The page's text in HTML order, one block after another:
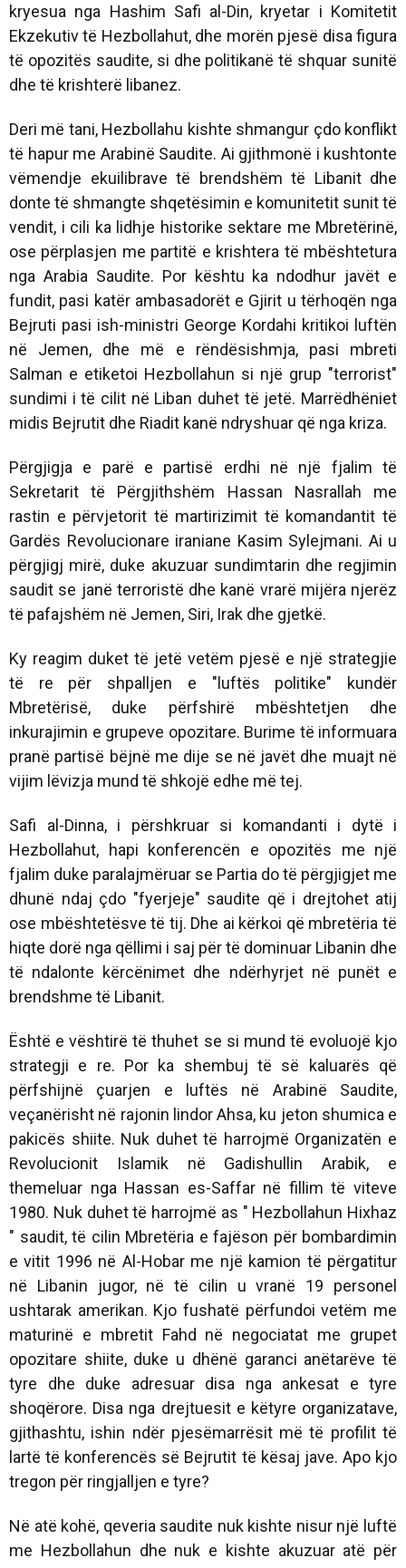
kryesua nga Hashim Safi al-Din, kryetar i Komitetit
Ekzekutiv të Hezbollahut, dhe morën pjesë disa figura
të opozitës saudite, si dhe politikanë të shquar sunitë
dhe të krishterë libanez.
Deri më tani, Hezbollahu kishte shmangur çdo konflikt
të hapur me Arabinë Saudite. Ai gjithmonë i kushtonte
vëmendje ekuilibrave të brendshëm të Libanit dhe
donte të shmangte shqetësimin e komunitetit sunit të
vendit, i cili ka lidhje historike sektare me Mbretërinë,
ose përplasjen me partitë e krishtera të mbështetura
nga Arabia Saudite. Por kështu ka ndodhur javët e
fundit, pasi katër ambasadorët e Gjirit u tërhoqën nga
Bejruti pasi ish-ministri George Kordahi kritikoi luftën
në Jemen, dhe më e rëndësishmja, pasi mbreti
Salman e etiketoi Hezbollahun si një grup "terrorist"
sundimi i të cilit në Liban duhet të jetë. Marrëdhëniet
midis Bejrutit dhe Riadit kanë ndryshuar që nga kriza.
Përgjigja e parë e partisë erdhi në një fjalim të
Sekretarit të Përgjithshëm Hassan Nasrallah me
rastin e përvjetorit të martirizimit të komandantit të
Gardës Revolucionare iraniane Kasim Sylejmani. Ai u
përgjigj mirë, duke akuzuar sundimtarin dhe regjimin
saudit se janë terroristë dhe kanë vrarë mijëra njerëz
të pafajshëm në Jemen, Siri, Irak dhe gjetkë.
Ky reagim duket të jetë vetëm pjesë e një strategjie
të re për shpalljen e "luftës politike" kundër
Mbretërisë, duke përfshirë mbështetjen dhe
inkurajimin e grupeve opozitare. Burime të informuara
pranë partisë bëjnë me dije se në javët dhe muajt në
vijim lëvizja mund të shkojë edhe më tej.
Safi al-Dinna, i përshkruar si komandanti i dytë i
Hezbollahut, hapi konferencën e opozitës me një
fjalim duke paralajmëruar se Partia do të përgjigjet me
dhunë ndaj çdo "fyerjeje" saudite që i drejtohet atij
ose mbështetësve të tij. Dhe ai kërkoi që mbretëria të
hiqte dorë nga qëllimi i saj për të dominuar Libanin dhe
të ndalonte kërcënimet dhe ndërhyrjet në punët e
brendshme të Libanit.
Është e vështirë të thuhet se si mund të evoluojë kjo
strategji e re. Por ka shembuj të së kaluarës që
përfshijnë çuarjen e luftës në Arabinë Saudite,
veçanërisht në rajonin lindor Ahsa, ku jeton shumica e
pakicës shiite. Nuk duhet të harrojmë Organizatën e
Revolucionit Islamik në Gadishullin Arabik, e
themeluar nga Hassan es-Saffar në fillim të viteve
1980. Nuk duhet të harrojmë as " Hezbollahun Hixhaz
" saudit, të cilin Mbretëria e fajëson për bombardimin
e vitit 1996 në Al-Hobar me një kamion të përgatitur
në Libanin jugor, në të cilin u vranë 19 personel
ushtarak amerikan. Kjo fushatë përfundoi vetëm me
maturinë e mbretit Fahd në negociatat me grupet
opozitare shiite, duke u dhënë garanci anëtarëve të
tyre dhe duke adresuar disa nga ankesat e tyre
shoqërore. Disa nga drejtuesit e këtyre organizatave,
gjithashtu, ishin ndër pjesëmarrësit më të profilit të
lartë të konferencës së Bejrutit të kësaj jave. Apo kjo
tregon për ringjalljen e tyre?
Në atë kohë, qeveria saudite nuk kishte nisur një luftë
me Hezbollahun dhe nuk e kishte akuzuar atë për